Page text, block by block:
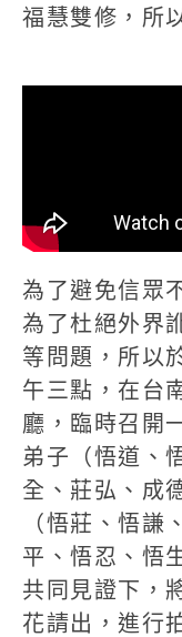
福慧雙修，所
為了避免信眾
為了杜絕外界
等問題，所以
午三點，在台
廳，臨時召開
弟子（悟道、
全、莊弘、成
（悟莊、悟謙
平、悟忍、悟
共同見證下，
花請出，進行